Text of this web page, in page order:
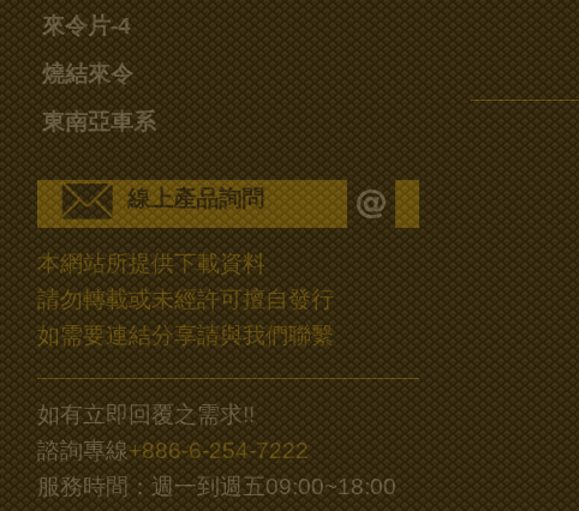
來令片-4
燒結來令
東南亞車系
線上產品詢問
本網站所提供下載資料
請勿轉載或未經許可擅自發行
如需要連結分享請與我們聯繫
如有立即回覆之需求!!
諮詢專線+886-6-254-7222
服務時間：週一到週五09:00~18:00